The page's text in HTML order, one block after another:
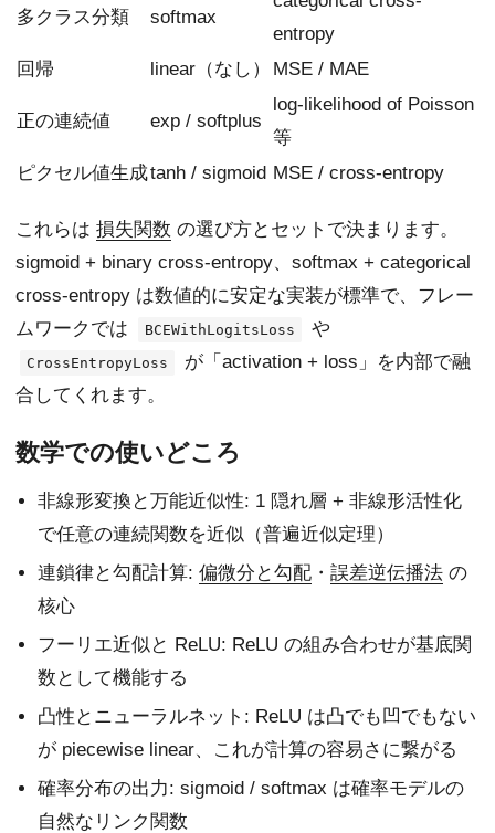
多クラス分類 softmax
entropy
回帰
linear（なし） MSE / MAE
正の連続値 exp / softplus
log-likelihood of Poisson
等
ピクセル値生成tanh / sigmoid MSE / cross-entropy
これらは 損失関数 の選び方とセットで決まります。
sigmoid + binary cross-entropy、softmax + categorical
cross-entropy は数値的に安定な実装が標準で、フレー
ムワークでは
BCEWithLogitsLoss や
CrossEntropyLoss
が「activation + loss」を内部で融
合してくれます。
数学での使いどころ
非線形変換と万能近似性: 1 隠れ層 + 非線形活性化
で任意の連続関数を近似（普遍近似定理）
連鎖律と勾配計算: 偏微分と勾配 ・ 誤差逆伝播法 の
核心
フーリエ近似と ReLU: ReLU の組み合わせが基底関
数として機能する
凸性とニューラルネット: ReLU は凸でも凹でもない
が piecewise linear、これが計算の容易さに繋がる
確率分布の出力: sigmoid / softmax は確率モデルの
自然なリンク関数